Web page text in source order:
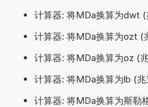
计算器: 将MDa换算为dwt
计算器: 将MDa换算为ozt (
计算器: 将MDa换算为oz (
计算器: 将MDa换算为lb (
计算器: 将MDa换算为斯勒